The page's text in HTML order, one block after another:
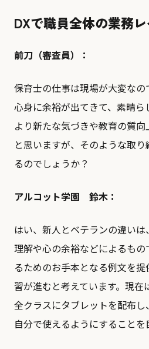
DXで職員全体の業務
前刀（審査員）：
保育士の仕事は現場が大変なの
心身に余裕が出てきて、素晴ら
より新たな気づきや教育の質
と思いますが、そのような取
るのでしょうか？
アルコット学園 鈴木：
はい、新人とベテランの違い
理解や心の余裕などによるも
るためのお手本となる例文を
習が進むと考えています。現在
全クラスにタブレットを配布
自分で使えるようにすることを